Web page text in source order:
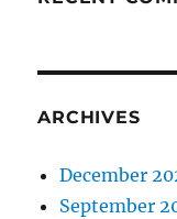
ARCHIVES
December
September